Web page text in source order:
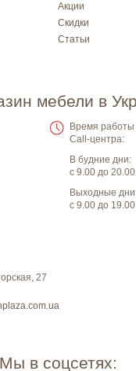
Акции
Скидки
Статьи
мебели в
Время работы
Call-центра:
В будние дни:
с 9.00 до 20.00
Выходные
с 9.00 до 19.00
27
Мы в соцсетях: